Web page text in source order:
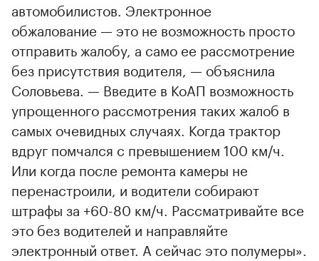
автомобилистов. Электронное
обжалование — это не возможность просто
отправить жалобу, а само ее рассмотрение
без присутствия водителя, — объяснила
Соловьева. — Введите в КоАП возможность
упрощенного рассмотрения таких жалоб в
самых очевидных случаях. Когда трактор
вдруг помчался с превышением 100 км/ч.
Или когда после ремонта камеры не
перенастроили, и водители собирают
штрафы за +60-80 км/ч. Рассматривайте все
это без водителей и направляйте
электронный ответ. А сейчас это полумеры».